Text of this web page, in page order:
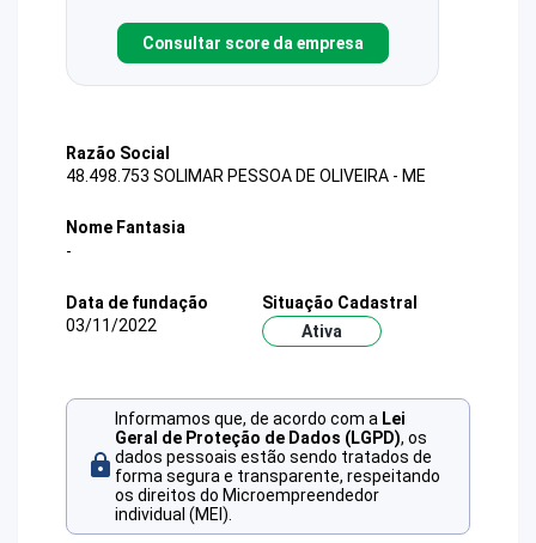
Consultar score da empresa
Razão Social
48.498.753 SOLIMAR PESSOA DE OLIVEIRA - ME
Nome Fantasia
-
Data de fundação
03/11/2022
Situação Cadastral
Ativa
Informamos que, de acordo com a Lei
Geral de Proteção de Dados (LGPD), os
dados pessoais estão sendo tratados de
forma segura e transparente, respeitando
os direitos do Microempreendedor
individual (MEI).